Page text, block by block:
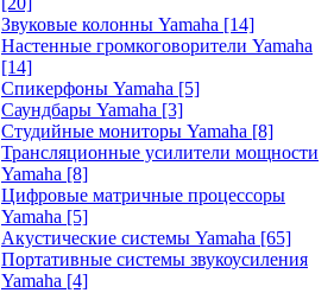
Звуковые колонны Yamaha [14]
Настенные громкоговорители Yamaha
[14]
Спикерфоны Yamaha [5]
Саундбары Yamaha [3]
Студийные мониторы Yamaha [8]
Трансляционные усилители мощности
Yamaha [8]
Цифровые матричные процессоры
Yamaha [5]
Акустические системы Yamaha [65]
Портативные системы звукоусиления
Yamaha [4]